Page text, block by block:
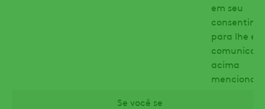
em seu
para lhe
acima
Se você se